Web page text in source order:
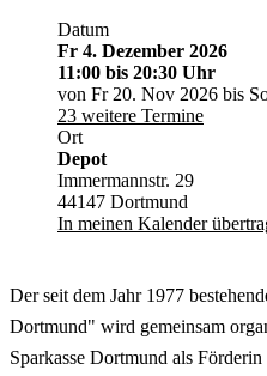
Datum
Fr 4. Dezember 2026
11:00 bis 20:30 Uhr
von Fr 20. Nov 2026 bis
23 weitere Termine
Ort
Depot
Immermannstr. 29
44147 Dortmund
In meinen Kalender
Der seit dem Jahr 1977
Dortmund" wird gemeinsam
Sparkasse Dortmund als